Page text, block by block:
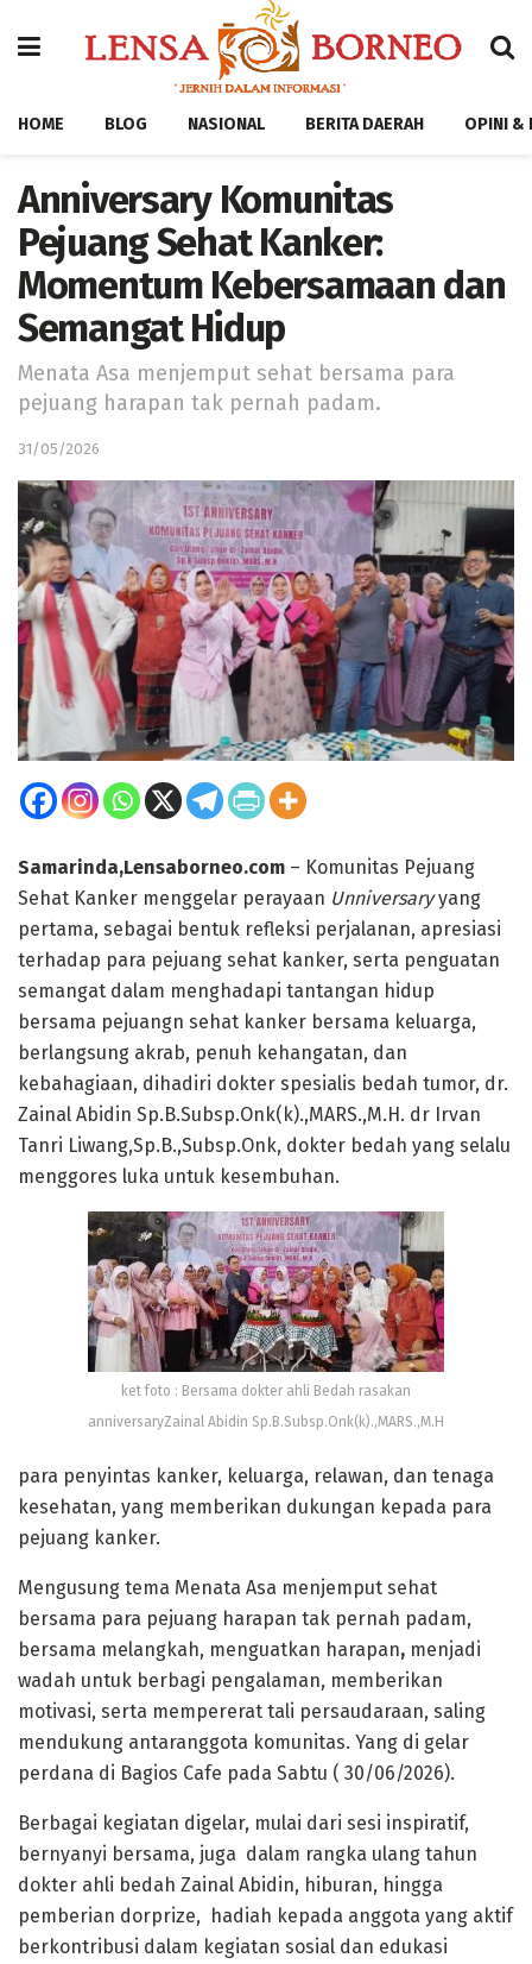
HOME BLOG NASIONAL BERITA DAERAH OPINI &
Anniversary Komunitas
Pejuang Sehat Kanker:
Momentum Kebersamaan dan
Semangat Hidup
Menata Asa menjemput sehat bersama para
pejuang harapan tak pernah padam.
31/05/2026
Samarinda,Lensaborneo.com – Komunitas Pejuang
Sehat Kanker menggelar perayaan Unniversaryyang
pertama, sebagai bentuk refleksi perjalanan, apresiasi
terhadap para pejuang sehat kanker, serta penguatan
semangat dalam menghadapi tantangan hidup
bersama pejuangn sehat kanker bersama keluarga,
berlangsung akrab, penuh kehangatan, dan
kebahagiaan, dihadiri dokter spesialis bedah tumor, dr.
Zainal Abidin Sp.B.Subsp.Onk(k).,MARS.,M.H. dr Irvan
Tanri Liwang,Sp.B.,Subsp.Onk, dokter bedah yang selalu
menggores luka untuk kesembuhan.
ket foto : Bersama dokter ahli Bedah rasakan
anniversaryZainal Abidin Sp.B.Subsp.Onk(k).,MARS.,M.H
para penyintas kanker, keluarga, relawan, dan tenaga
kesehatan, yang memberikan dukungan kepada para
pejuang kanker.
Mengusung tema Menata Asa menjemput sehat
bersama para pejuang harapan tak pernah padam,
bersama melangkah, menguatkan harapan, menjadi
wadah untuk berbagi pengalaman, memberikan
motivasi, serta mempererat tali persaudaraan, saling
mendukung antaranggota komunitas. Yang di gelar
perdana di Bagios Cafe pada Sabtu ( 30/06/2026).
Berbagai kegiatan digelar, mulai dari sesi inspiratif,
bernyanyi bersama, juga dalam rangka ulang tahun
dokter ahli bedah Zainal Abidin, hiburan, hingga
pemberian dorprize, hadiah kepada anggota yang aktif
berkontribusi dalam kegiatan sosial dan edukasi